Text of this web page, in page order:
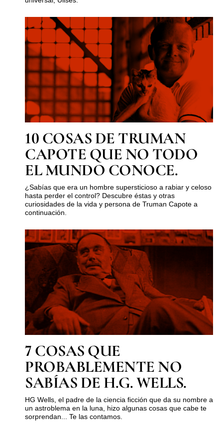
10 COSAS DE TRUMAN
CAPOTE QUE NO TODO
EL MUNDO CONOCE.
¿Sabías que era un hombre supersticioso a rabiar y celoso
hasta perder el control? Descubre éstas y otras
curiosidades de la vida y persona de Truman Capote a
continuación.
7 COSAS QUE
PROBABLEMENTE NO
SABÍAS DE H.G. WELLS.
HG Wells, el padre de la ciencia ficción que da su nombre a
un astroblema en la luna, hizo algunas cosas que cabe te
sorprendan... Te las contamos.